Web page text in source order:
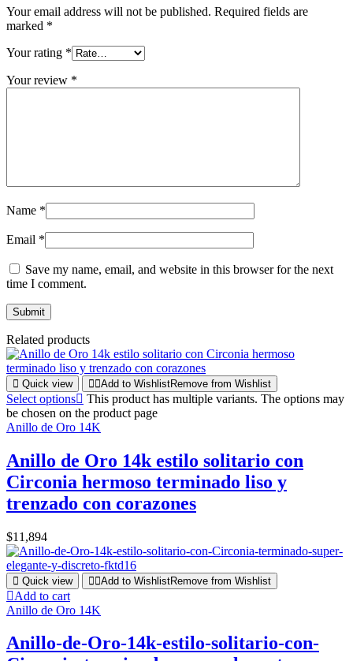
Your email address will not be published. Required fields are
marked *
Your rating *
Your review *
Name *
Email *
Save my name, email, and website in this browser for the next
time I comment.
Related products
Quick view Add to WishlistRemove from Wishlist
Select options
This product has multiple variants. The options may
be chosen on the product page
Anillo de Oro 14K
Anillo de Oro 14k estilo solitario con
Circonia hermoso terminado liso y
trenzado con corazones
$11,894
Quick view Add to WishlistRemove from Wishlist
Add to cart
Anillo de Oro 14K
Anillo-de-Oro-14k-estilo-solitario-con-